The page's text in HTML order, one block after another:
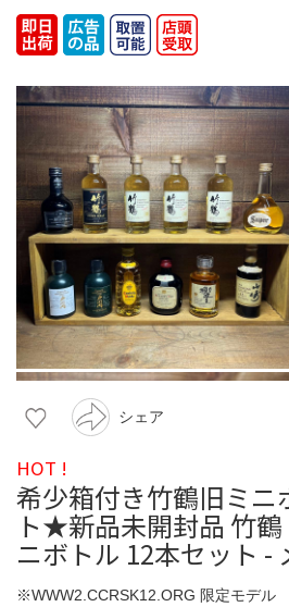
シェア
HOT !
希少箱付き竹鶴旧ミニ
ト★新品未開封品 竹
ニボトル 12本セット -
※WWW2.CCRSK12.ORG 限定モデル